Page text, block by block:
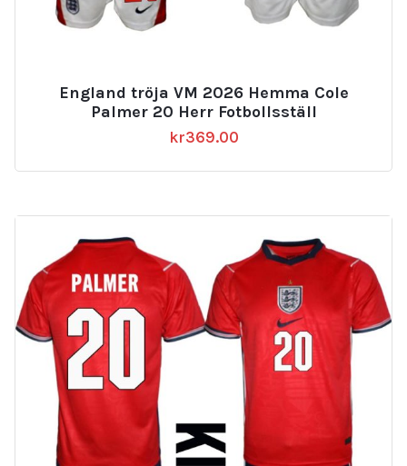
England tröja VM 2026 Hemma Cole
Palmer 20 Herr Fotbollsställ
kr369.00